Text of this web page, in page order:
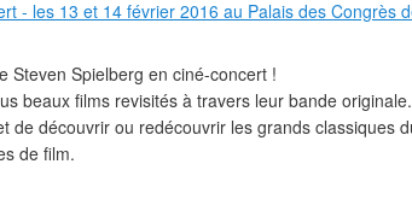
Steven Spielberg en ciné-concert !
beaux films revisités à travers leur bande
de découvrir ou redécouvrir les grands classiques
de film.